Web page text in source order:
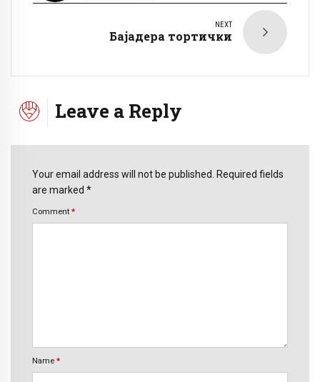
NEXT
Бајадера тортички
Leave a Reply
Your email address will not be published. Required fields
are marked *
Comment *
Name *